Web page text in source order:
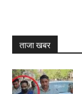
ताजा खबर